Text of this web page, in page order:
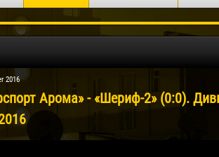
2016
Арома» - «Шериф-2» (0:0).